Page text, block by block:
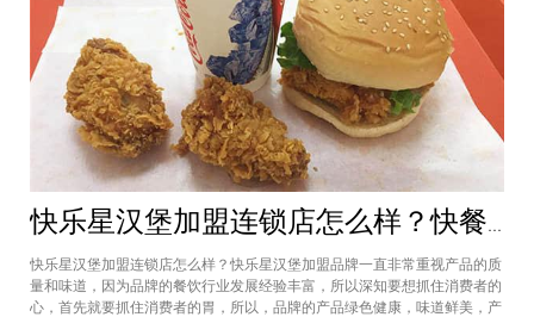
快乐星汉堡加盟连锁店怎么样？快餐店中产品口味如何？
快乐星汉堡加盟连锁店怎么样？快乐星汉堡加盟品牌一直非常重视产品的质
量和味道，因为品牌的餐饮行业发展经验丰富，所以深知要想抓住消费者的
心，首先就要抓住消费者的胃，所以，品牌的产品绿色健康，味道鲜美，产